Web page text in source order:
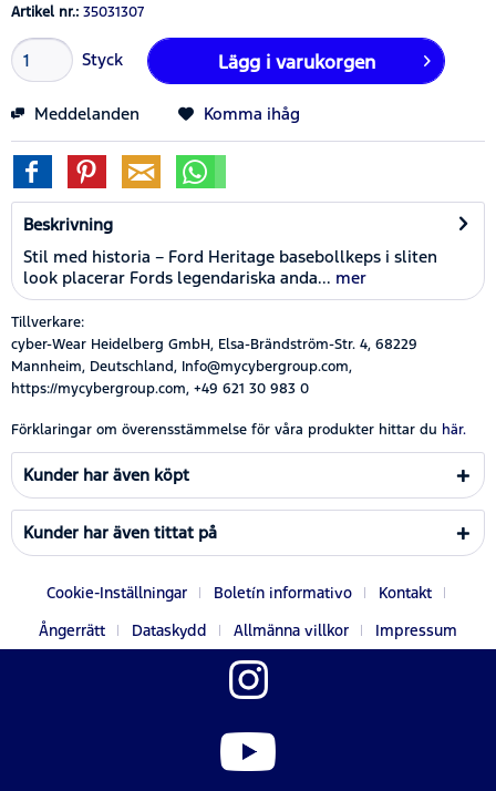
Artikel nr.: 35031307
Styck Lägg i varukorgen
Meddelanden Komma ihåg
Beskrivning
Stil med historia – Ford Heritage basebollkeps i sliten
look placerar Fords legendariska anda... mer
Tillverkare:
cyber-Wear Heidelberg GmbH, Elsa-Brändström-Str. 4, 68229
Mannheim, Deutschland, Info@mycybergroup.com,
https://mycybergroup.com, +49 621 30 983 0
Förklaringar om överensstämmelse för våra produkter hittar du här.
Kunder har även köpt
Kunder har även tittat på
Cookie-Inställningar Boletín informativo
Kontakt
Ångerrätt
Dataskydd Allmänna villkor Impressum